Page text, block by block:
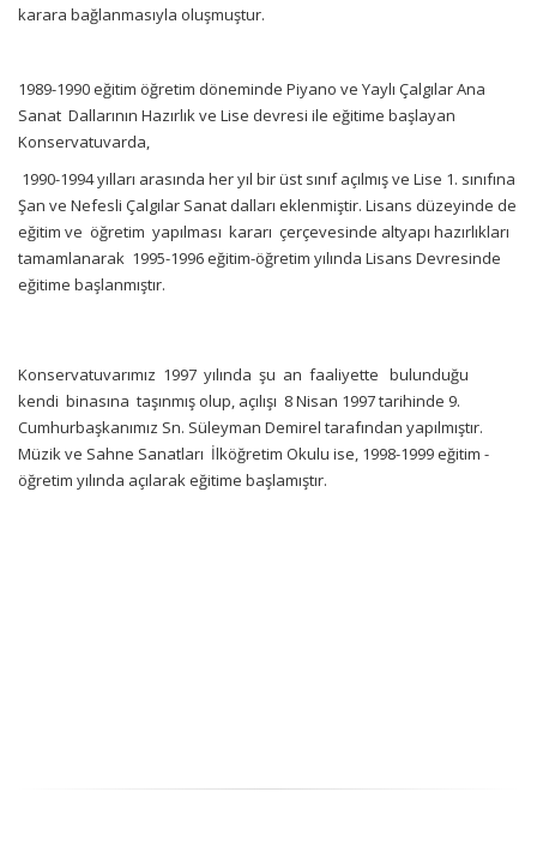
karara bağlanmasıyla oluşmuştur.
1989-1990 eğitim öğretim döneminde Piyano ve Yaylı Çalgılar Ana
Sanat Dallarının Hazırlık ve Lise devresi ile eğitime başlayan
Konservatuvarda,
1990-1994 yılları arasında her yıl bir üst sınıf açılmış ve Lise 1. sınıfına
Şan ve Nefesli Çalgılar Sanat dalları eklenmiştir. Lisans düzeyinde de
eğitim ve öğretim yapılması kararı çerçevesinde altyapı hazırlıkları
tamamlanarak 1995-1996 eğitim-öğretim yılında Lisans Devresinde
eğitime başlanmıştır.
Konservatuvarımız 1997 yılında şu an faaliyette bulunduğu
kendi binasına taşınmış olup, açılışı 8 Nisan 1997 tarihinde 9.
Cumhurbaşkanımız Sn. Süleyman Demirel tarafından yapılmıştır.
Müzik ve Sahne Sanatları İlköğretim Okulu ise, 1998-1999 eğitim -
öğretim yılında açılarak eğitime başlamıştır.